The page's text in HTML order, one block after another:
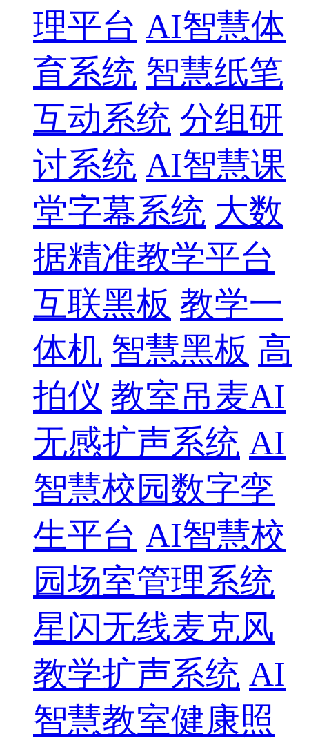
理平台 AI智慧体
育系统 智慧纸笔
互动系统 分组研
讨系统 AI智慧课
堂字幕系统 大数
据精准教学平台
互联黑板 教学一
体机 智慧黑板 高
拍仪 教室吊麦AI
无感扩声系统 AI
智慧校园数字孪
生平台 AI智慧校
园场室管理系统
星闪无线麦克风
教学扩声系统 AI
智慧教室健康照